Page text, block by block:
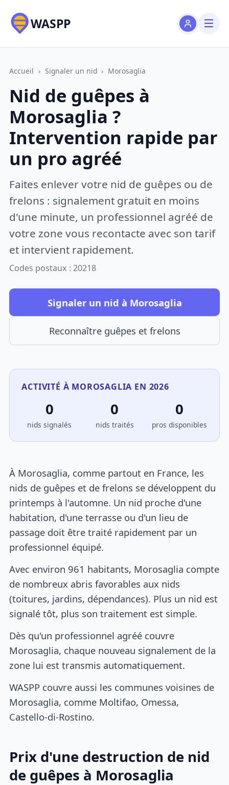
WASPP
Accueil › Signaler un nid › Morosaglia
Nid de guêpes à
Morosaglia ?
Intervention rapide par
un pro agréé
Faites enlever votre nid de guêpes ou de
frelons : signalement gratuit en moins
d'une minute, un professionnel agréé de
votre zone vous recontacte avec son tarif
et intervient rapidement.
Codes postaux : 20218
Signaler un nid à Morosaglia
Reconnaître guêpes et frelons
ACTIVITÉ À MOROSAGLIA EN 2026
0
nids signalés
0
nids traités
0
pros disponibles
À Morosaglia, comme partout en France, les
nids de guêpes et de frelons se développent du
printemps à l'automne. Un nid proche d'une
habitation, d'une terrasse ou d'un lieu de
passage doit être traité rapidement par un
professionnel équipé.
Avec environ 961 habitants, Morosaglia compte
de nombreux abris favorables aux nids
(toitures, jardins, dépendances). Plus un nid est
signalé tôt, plus son traitement est simple.
Dès qu'un professionnel agréé couvre
Morosaglia, chaque nouveau signalement de la
zone lui est transmis automatiquement.
WASPP couvre aussi les communes voisines de
Morosaglia, comme Moltifao, Omessa,
Castello-di-Rostino.
Prix d'une destruction de nid
de guêpes à Morosaglia